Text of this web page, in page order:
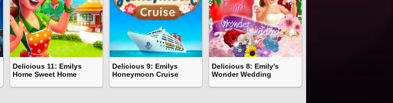
Delicious 11: Emilys
Home Sweet Home
Delicious 9: Emilys
Honeymoon Cruise
Delicious 8: Emily's
Wonder Wedding